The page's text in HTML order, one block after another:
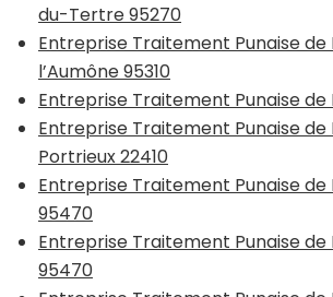
du-Tertre 95270
Entreprise Traitement Punaise de
l’Aumône 95310
Entreprise Traitement Punaise de
Entreprise Traitement Punaise de
Portrieux 22410
Entreprise Traitement Punaise de
95470
Entreprise Traitement Punaise de
95470